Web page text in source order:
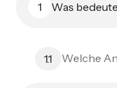
1 Was
1.1 Welche